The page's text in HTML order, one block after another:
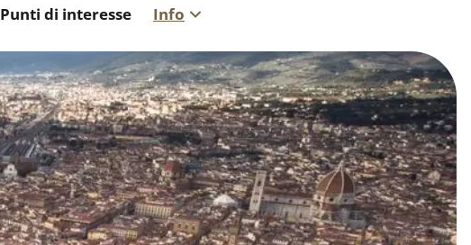
Punti di interesse Info